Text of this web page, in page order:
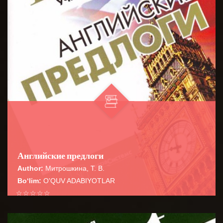
Английские предлоги
Author: Митрошкина, Т. В.
Bo‘lim: O'QUV ADABIYOTLAR
☆
☆
☆
☆
☆
Справочник содержит сведения о наиболее